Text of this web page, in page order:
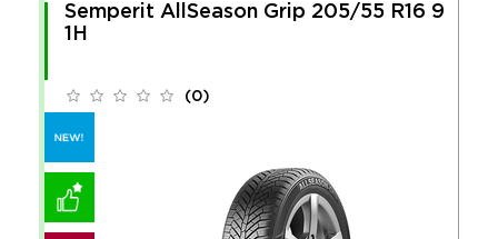
Semperit AllSeason Grip 205/55 R16 9
1H
(0)